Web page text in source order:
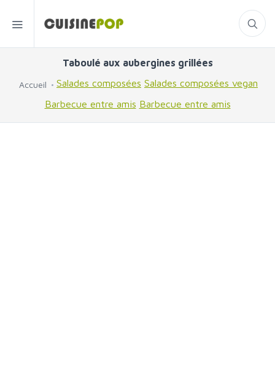
Taboulé aux aubergines grillées
Accueil Salades composées Salades composées vegan
Barbecue entre amis Barbecue entre amis